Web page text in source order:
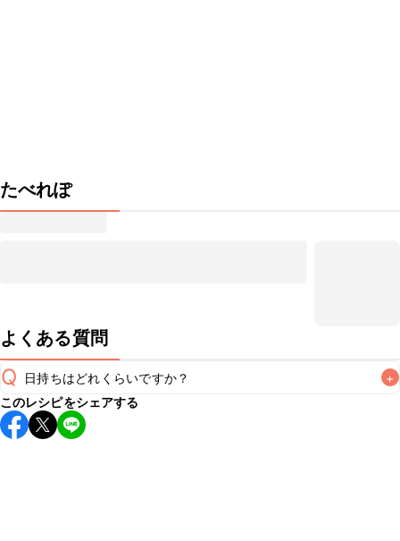
たべれぽ
よくある質問
Q 日持ちはどれくらいですか？ +
保存期間は冷蔵で当日中が目安です。なるべくお早めにお召
し上がりください。
このレシピをシェアする